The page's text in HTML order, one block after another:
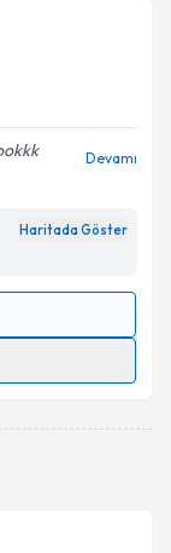
Devamı
Haritada Göster
için bir